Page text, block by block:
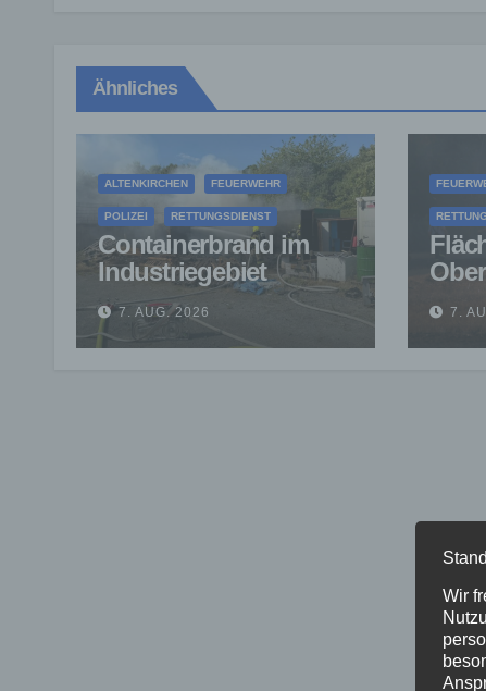
Ähnliches
ALTENKIRCHEN FEUERWEHR
POLIZEI RETTUNGSDIENST
Containerbrand im
Industriegebiet
Horhausen:
Feuerwehr verhindert
weitere Ausbreitung
7. AUG. 2026
auf
7.
Wir